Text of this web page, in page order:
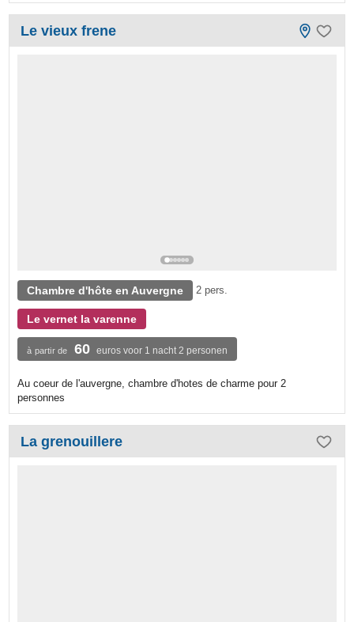
Le vieux frene
Chambre d'hôte en Auvergne 2 pers.
Le vernet la varenne
à partir de 60 euros voor 1 nacht 2 personen
Au coeur de l'auvergne, chambre d'hotes de charme pour 2
personnes
La grenouillere